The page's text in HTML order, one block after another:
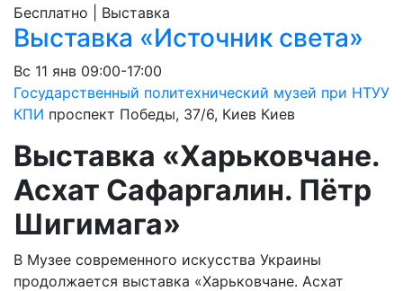
Бесплатно | Выставка
Выставка «Источник света»
Вс 11 янв 09:00-17:00
Государственный политехнический музей при НТУУ
КПИ проспект Победы, 37/6, Киев Киев
Выставка «Харьковчане.
Асхат Сафаргалин. Пётр
Шигимага»
В Музее современного искусства Украины
продолжается выставка «Харьковчане. Асхат